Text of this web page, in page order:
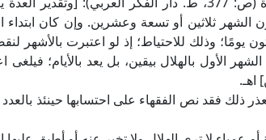
الشهر ثلاثين أو تسعة وعشرين. وإن كان ابتداء
يومًا؛ وذلك للاحتياط؛ إذ لو اعتبرت بالأشهر
الأول بالهلال بيقين، بل يعد بالأيام؛ فيلغى
اهـ.
ذلك فقد نص الفقهاء على احتسابها حينئذ بالعدد